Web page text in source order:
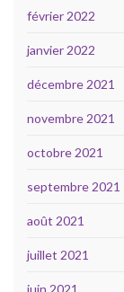
février 2022
janvier 2022
décembre 2021
novembre 2021
octobre 2021
septembre 2021
août 2021
juillet 2021
juin 2021